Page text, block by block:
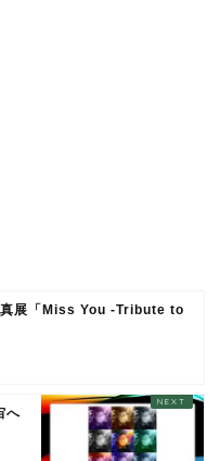
真展「Miss You -Tribute to
へ